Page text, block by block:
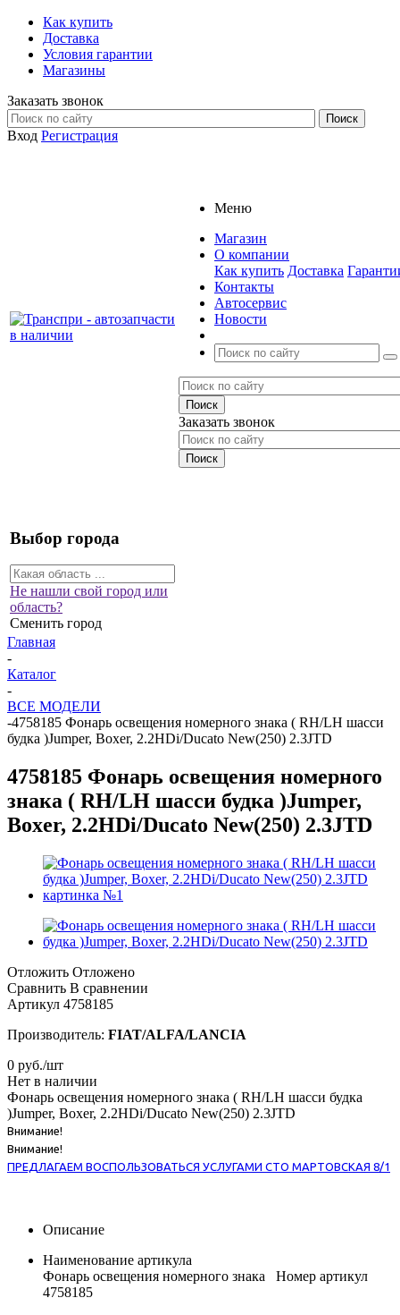
Как купить
Доставка
Условия гарантии
Магазины
Заказать звонок
Вход Регистрация
Меню
Магазин
О компании
Как купить Доставка
Контакты
Автосервис
Новости
Заказать звонок
Выбор города
Не нашли свой город или
область?
Сменить город
Главная
-
Каталог
-
ВСЕ МОДЕЛИ
-4758185 Фонарь освещения номерного знака ( RH/LH шасси
будка )Jumper, Boxer, 2.2HDi/Ducato New(250) 2.3JTD
4758185 Фонарь освещения номерного
знака ( RH/LH шасси будка )Jumper,
Boxer, 2.2HDi/Ducato New(250) 2.3JTD
Отложить Отложено
Сравнить В сравнении
Артикул 4758185
Производитель: FIAT/ALFA/LANCIA
0 руб./шт
Нет в наличии
Фонарь освещения номерного знака ( RH/LH шасси будка
)Jumper, Boxer, 2.2HDi/Ducato New(250) 2.3JTD
Внимание!
Внимание!
ПРЕДЛАГАЕМ ВОСПОЛЬЗОВАТЬСЯ УСЛУГАМИ СТО МАРТОВСКАЯ 8/1
Описание
Наименование артикула
Фонарь освещения номерного знака Номер артикул
4758185